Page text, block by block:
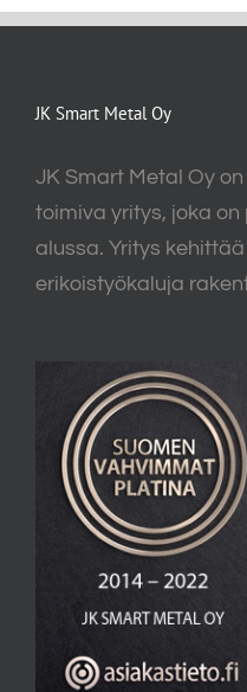
JK Smart Metal Oy
JK Smart Metal Oy
toimiva yritys, joka
alussa. Yritys
erikoistyökaluja